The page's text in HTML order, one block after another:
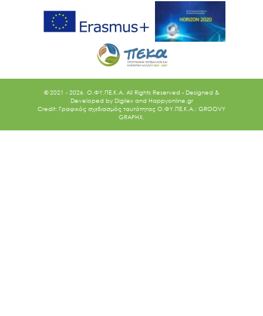
© 2021 - 2026. O.ΦΥ.ΠΕ.Κ.Α. All Rights Reserved - Designed &
Developed by Digilex and Happyonline.gr
Credit: Γραφικός σχεδιασμός ταυτότητας Ο.ΦΥ.ΠΕ.Κ.Α.: GROOVY
GRAPHX.